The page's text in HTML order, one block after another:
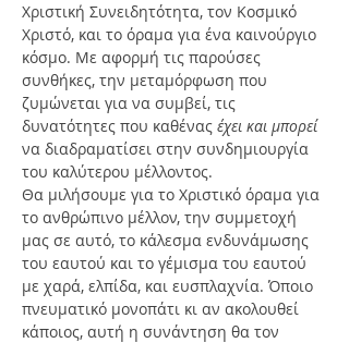
Χριστική Συνειδητότητα, τον Κοσμικό
Χριστό, και το όραμα για ένα καινούργιο
κόσμο. Με αφορμή τις παρούσες
συνθήκες, την μεταμόρφωση που
ζυμώνεται για να συμβεί, τις
δυνατότητες που καθένας έχει και μπορεί
να διαδραματίσει στην συνδημιουργία
του καλύτερου μέλλοντος.
Θα μιλήσουμε για το Χριστικό όραμα για
το ανθρώπινο μέλλον, την συμμετοχή
μας σε αυτό, το κάλεσμα ενδυνάμωσης
του εαυτού και το γέμισμα του εαυτού
με χαρά, ελπίδα, και ευσπλαχνία. Όποιο
πνευματικό μονοπάτι κι αν ακολουθεί
κάποιος, αυτή η συνάντηση θα τον